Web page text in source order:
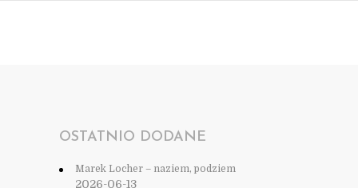
OSTATNIO DODANE
Marek Locher – naziem, podziem
2026-06-13